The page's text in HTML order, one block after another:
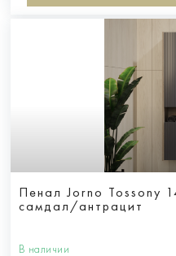
Пенал Jorno Tossony
самдал/антрацит
В наличии